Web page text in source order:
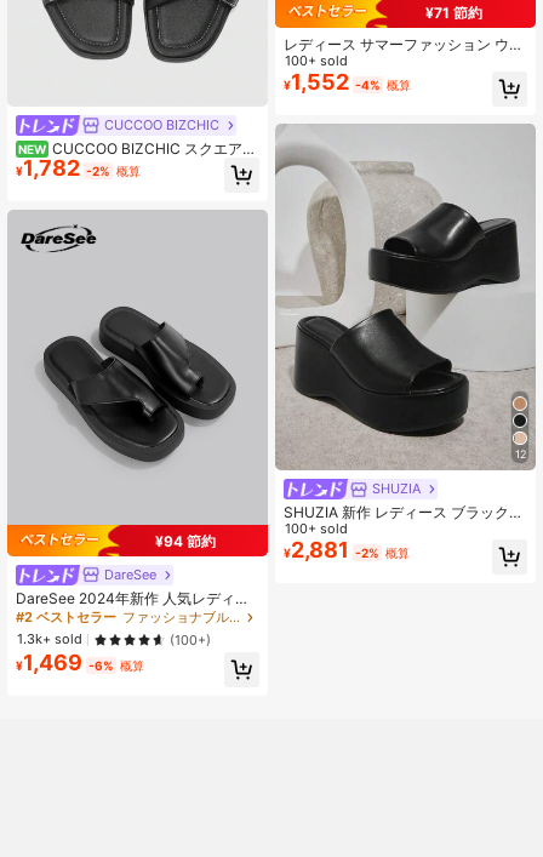
CUCCOO BIZCHIC
NEW CUCCOO BIZCHIC スクエアト
ゥ クロスストラップサンダル レディ
ース ブラック フラットソール スリ
¥1,782 -2% 概算
¥94 節約
DareSee
DareSee 2024年新作 人気レディー
ススリッパ 滑り止め 防臭 カジュア
ルスポーツサンダル ビーチ・屋外用
夏向け 新学期向け
#2 ベストセラー
ファッショナブル 女性フラットサンダル
1.3k+ sold
(100+)
¥1,469 -6% 概算
¥71 節約
レディース サマーファッション ウェ
ッジプラットフォームサンダル、カ
ジュアル スリッポン ビーチスライ
ド、バケーション、旅行、日常着用
100+ sold
¥1,552 -4% 概算
12
SHUZIA
SHUZIA 新作 レディース ブラック
フェイクPUレザー チャンキープラッ
トフォーム 滑り止め スタイリッシュ
快適 オープントゥ スプリング サマ
100+ sold
¥2,881 -2% 概算